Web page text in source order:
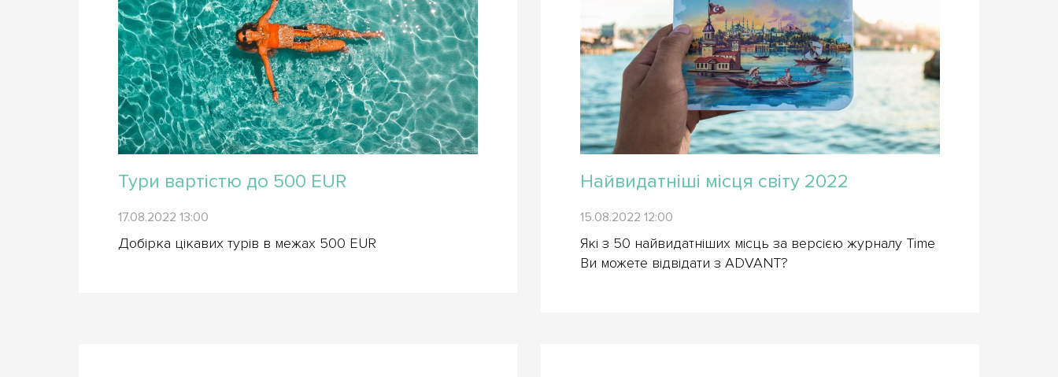
Тури вартістю до 500 EUR
17.08.2022 13:00
Добірка цікавих турів в межах 500 EUR
Найвидатніші місця світу 2022
15.08.2022 12:00
Які з 50 найвидатніших місць за версією журналу Time
Ви можете відвідати з ADVANT?